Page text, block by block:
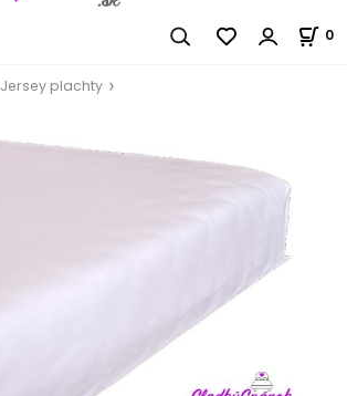
0
Jersey plachty